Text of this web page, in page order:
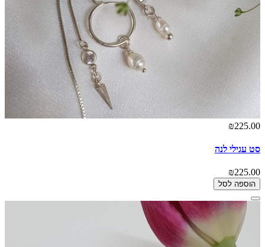
₪225.00
סט עגילי לנה
₪225.00
הוספה לסל